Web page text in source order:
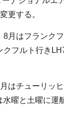
更する。
月はフランク
クフルト行き
はチューリッ
曜と土曜に運